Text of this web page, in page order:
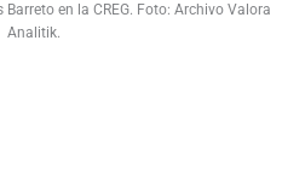
en la CREG. Foto: Archivo Valora
Analitik.